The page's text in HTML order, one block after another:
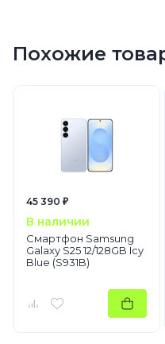
Похожие
45 390 ₽
В наличии
Смартфон Samsung
Galaxy S25 12/128GB Icy
Blue (S931B)